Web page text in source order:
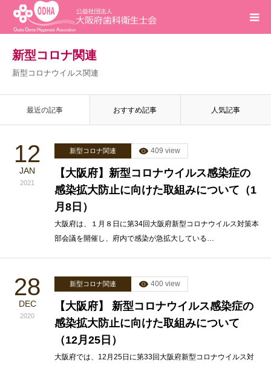
新型コロナ関連
新型コロナウイルス関連
最近の記事 おすすめ記事 人気記事
12
JAN
2021
新型コロナ関連 409 view
【大阪府】新型コロナウイルス感染症の
感染拡大防止に向けた取組みについて（1
月8日）
大阪府は、１月８日に第34回大阪府新型コロナウイルス対策本
部会議を開催し、府内で感染が急拡大している…
28
DEC
2020
新型コロナ関連 400 view
【大阪府】 新型コロナウイルス感染症の
感染拡大防止に向けた取組みについて
（12月25日）
大阪府では、12月25日に第33回大阪府新型コロナウイルス対
ホーム
活動報告
研修会
求人
問合せ